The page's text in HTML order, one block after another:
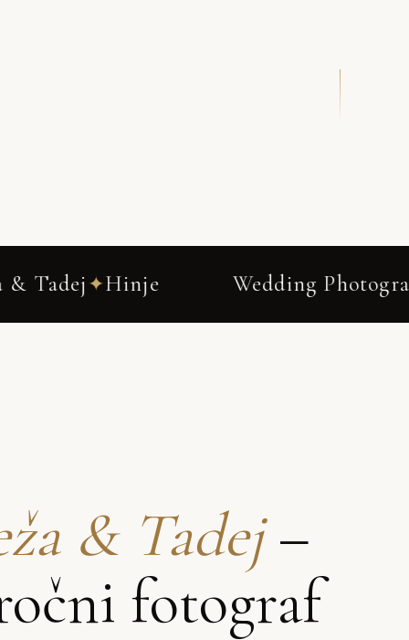
Wedding Photography✦Slovenia
& Tadej–
fotograf